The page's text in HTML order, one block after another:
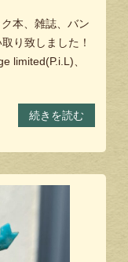
本、雑誌、バン
り致しました！
limited(P.i.L)、
続きを読む